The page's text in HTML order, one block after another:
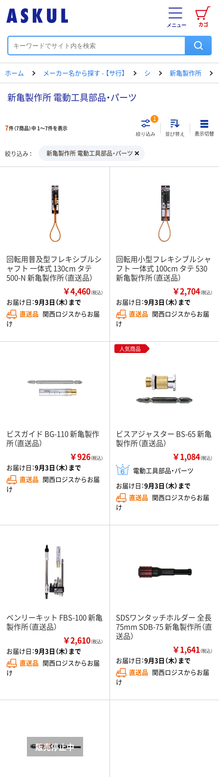
カゴ
メニュー
ホーム メーカー名から探す - 【サ行】 シ 新亀製作所
新亀製作所 電動工具部品・パーツ
7件（7商品）中 1～7件を表示
絞り込み
1
並び替え 表示切替
絞り込み 新亀製作所 電動工具部品・パーツ
回転用普及型フレキシブルシ
ャフト 一体式 130cm タテ
500-N 新亀製作所（直送品）
￥4,460（税込）
お届け日：9月3日（木）まで
直送品 関西ロジスからお届
け
回転用小型フレキシブルシャ
フト 一体式 100cm タテ 530
新亀製作所（直送品）
￥2,704（税込）
お届け日：9月3日（木）まで
直送品 関西ロジスからお届
け
ビスガイド BG-110 新亀製作
所（直送品）
￥926（税込）
お届け日：9月3日（木）まで
直送品 関西ロジスからお届
け
人気商品
ビスアジャスター BS-65 新亀
製作所（直送品）
￥1,084（税込）
電動工具部品・パーツ
お届け日：9月3日（木）まで
直送品 関西ロジスからお届
け
ベンリーキット FBS-100 新亀
製作所（直送品）
￥2,610（税込）
お届け日：9月3日（木）まで
直送品 関西ロジスからお届
け
SDSワンタッチホルダー 全長
75mm SDB-75 新亀製作所（直
送品）
￥1,641（税込）
お届け日：9月3日（木）まで
直送品 関西ロジスからお届
け